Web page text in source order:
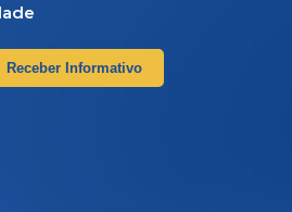
Receber Informativo